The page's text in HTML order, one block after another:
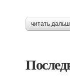
читать